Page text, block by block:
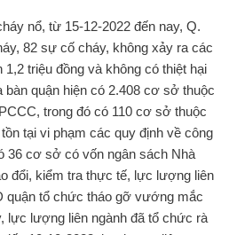
nổ, từ 15-12-2022 đến nay, Q.
82 sự cố cháy, không xảy ra các
1,2 triệu đồng và không có thiệt hại
quận hiện có 2.408 cơ sở thuộc
trong đó có 110 cơ sở thuộc
tại vi phạm các quy định về công
36 cơ sở có vốn ngân sách Nhà
đổi, kiểm tra thực tế, lực lượng liên
quận tổ chức tháo gỡ vướng mắc
lực lượng liên ngành đã tổ chức rà